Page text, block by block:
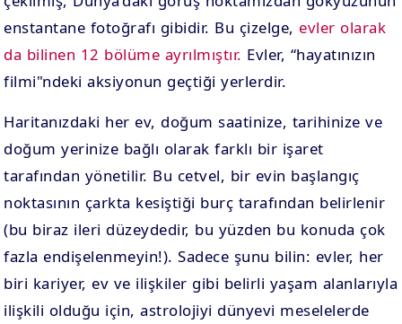
enstantane fotoğrafı gibidir. Bu çizelge, evler olarak
da bilinen 12 bölüme ayrılmıştır. Evler, “hayatınızın
filmi"ndeki aksiyonun geçtiği yerlerdir.
Haritanızdaki her ev, doğum saatinize, tarihinize ve
doğum yerinize bağlı olarak farklı bir işaret
tarafından yönetilir. Bu cetvel, bir evin başlangıç ​​
noktasının çarkta kesiştiği burç tarafından belirlenir
(bu biraz ileri düzeydedir, bu yüzden bu konuda çok
fazla endişelenmeyin!). Sadece şunu bilin: evler, her
biri kariyer, ev ve ilişkiler gibi belirli yaşam alanlarıyla
ilişkili olduğu için, astrolojiyi dünyevi meselelerde